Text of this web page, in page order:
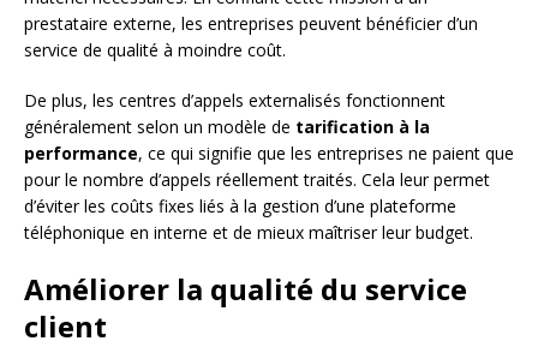
prestataire externe, les entreprises peuvent bénéficier d’un
service de qualité à moindre coût.
De plus, les centres d’appels externalisés fonctionnent
généralement selon un modèle de tarification à la
performance, ce qui signifie que les entreprises ne paient que
pour le nombre d’appels réellement traités. Cela leur permet
d’éviter les coûts fixes liés à la gestion d’une plateforme
téléphonique en interne et de mieux maîtriser leur budget.
Améliorer la qualité du service
client